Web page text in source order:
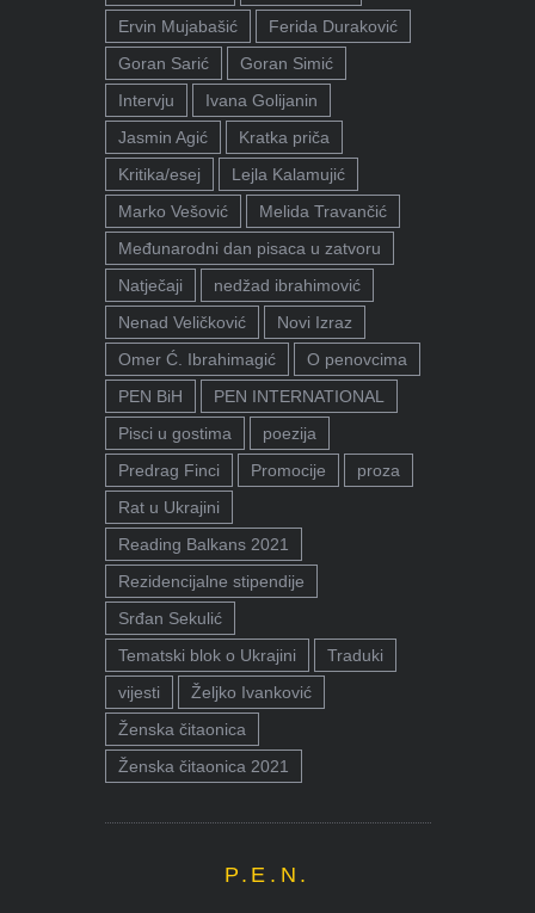
Ervin Mujabašić
Ferida Duraković
Goran Sarić
Goran Simić
Intervju
Ivana Golijanin
Jasmin Agić
Kratka priča
Kritika/esej
Lejla Kalamujić
Marko Vešović
Melida Travančić
Međunarodni dan pisaca u zatvoru
Natječaji
nedžad ibrahimović
Nenad Veličković
Novi Izraz
Omer Ć. Ibrahimagić
O penovcima
PEN BiH
PEN INTERNATIONAL
Pisci u gostima
poezija
Predrag Finci
Promocije
proza
Rat u Ukrajini
Reading Balkans 2021
Rezidencijalne stipendije
Srđan Sekulić
Tematski blok o Ukrajini
Traduki
vijesti
Željko Ivanković
Ženska čitaonica
Ženska čitaonica 2021
P.E.N.